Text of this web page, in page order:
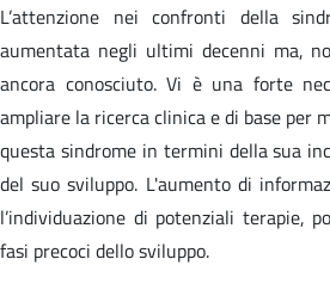
L’attenzione nei confronti della
aumentata negli ultimi decenni ma,
ancora conosciuto. Vi è una forte
ampliare la ricerca clinica e di base per
questa sindrome in termini della sua
del suo sviluppo. L'aumento di
l’individuazione di potenziali terapie,
fasi precoci dello sviluppo.